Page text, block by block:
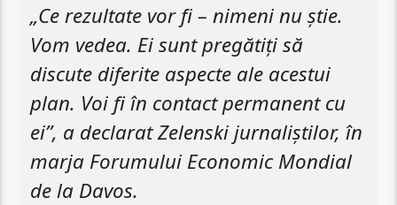
„Ce rezultate vor fi – nimeni nu știe.
Vom vedea. Ei sunt pregătiți să
discute diferite aspecte ale acestui
plan. Voi fi în contact permanent cu
ei”, a declarat Zelenski jurnaliștilor, în
marja Forumului Economic Mondial
de la Davos.